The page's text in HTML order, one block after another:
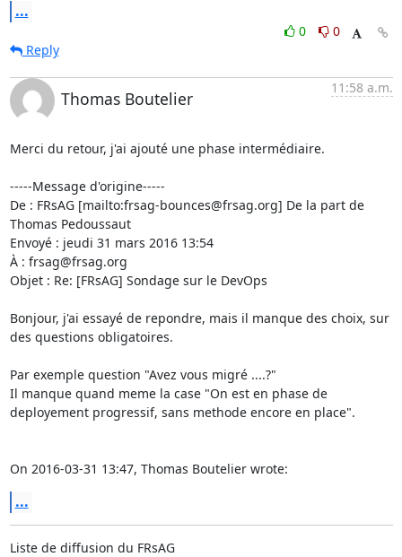
...
0
0
Reply
Thomas Boutelier
11:58 a.m.
Merci du retour, j'ai ajouté une phase intermédiaire.
-----Message d'origine-----
De : FRsAG [mailto:frsag-bounces@frsag.org] De la part de
Thomas Pedoussaut
Envoyé : jeudi 31 mars 2016 13:54
À : frsag@frsag.org
Objet : Re: [FRsAG] Sondage sur le DevOps
Bonjour, j'ai essayé de repondre, mais il manque des choix, sur
des questions obligatoires.
Par exemple question "Avez vous migré ....?"
Il manque quand meme la case "On est en phase de
deployement progressif, sans methode encore en place".
On 2016-03-31 13:47, Thomas Boutelier wrote:
...
Liste de diffusion du FRsAG